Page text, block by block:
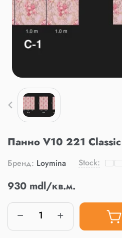
Панно V10 221
Бренд: Loymina Stock:
930 mdl/кв.м.